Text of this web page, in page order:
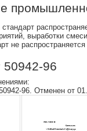
выработки
не
50942-96
96. Отменен от